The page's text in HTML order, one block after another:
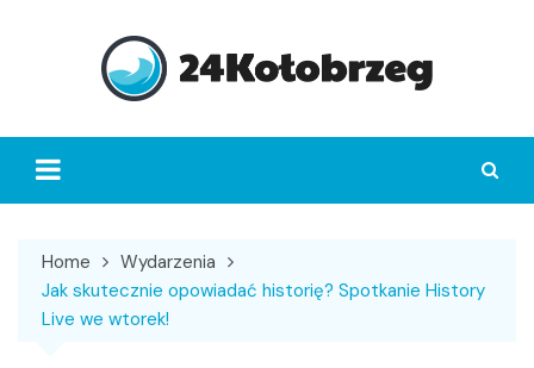
Home
Wydarzenia
Jak skutecznie opowiadać historię? Spotkanie History
Live we wtorek!